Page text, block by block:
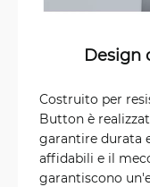
Design
Costruito per
Button è
garantire durata
affidabili e il
garantiscono